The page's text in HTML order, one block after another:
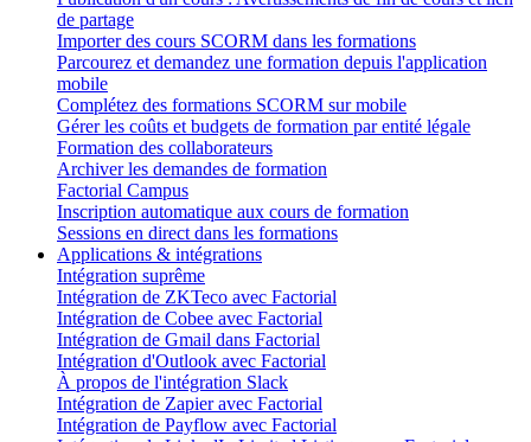
de partage
Importer des cours SCORM dans les formations
Parcourez et demandez une formation depuis l'application
mobile
Complétez des formations SCORM sur mobile
Gérer les coûts et budgets de formation par entité légale
Formation des collaborateurs
Archiver les demandes de formation
Factorial Campus
Inscription automatique aux cours de formation
Sessions en direct dans les formations
Applications & intégrations
Intégration suprême
Intégration de ZKTeco avec Factorial
Intégration de Cobee avec Factorial
Intégration de Gmail dans Factorial
Intégration d'Outlook avec Factorial
À propos de l'intégration Slack
Intégration de Zapier avec Factorial
Intégration de Payflow avec Factorial